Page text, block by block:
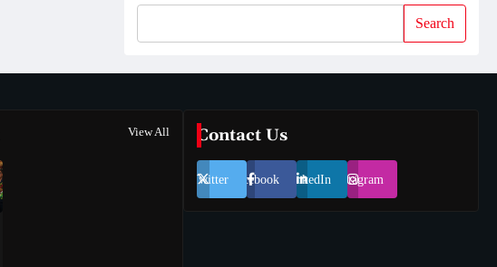
Search
View All Contact Us
Twitter Facebook LinkedIn Instagram